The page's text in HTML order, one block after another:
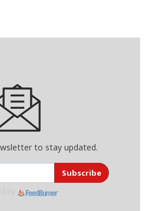
to stay updated.
Subscribe